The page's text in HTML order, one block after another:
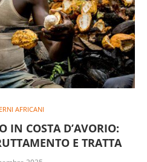
AFRICANI
IN COSTA D’AVORIO:
E TRATTA